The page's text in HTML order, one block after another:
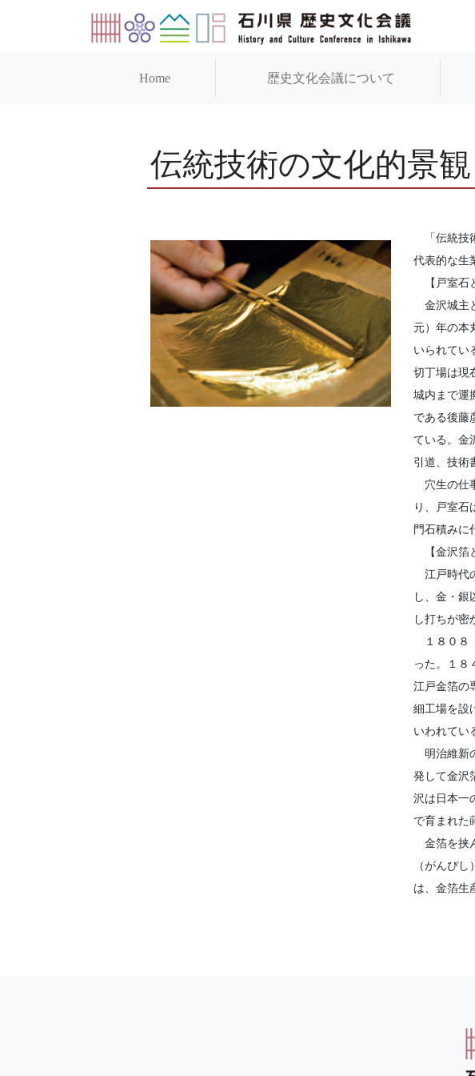
Home 歴史文化会議について
伝統技術の文化的景観
「伝統技
代表的な生
【戸室石
金沢城主
元）年の本
いられてい
切丁場は現
城内まで運
である後藤
ている。金
引道、技術
穴生の仕
り、戸室石
門石積みに
【金沢箔
江戸時代
し、金・銀
し打ちが密
１８０８
った。１８
江戸金箔の
細工場を設
いわれてい
明治維新
発して金沢
沢は日本一
で育まれた
金箔を挟
（がんぴ
は、金箔生